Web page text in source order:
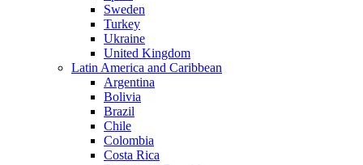
Sweden
Turkey
Ukraine
United Kingdom
Latin America and Caribbean
Argentina
Bolivia
Brazil
Chile
Colombia
Costa Rica